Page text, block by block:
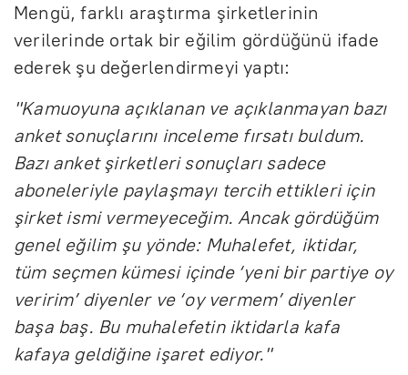
Mengü, farklı araştırma şirketlerinin
verilerinde ortak bir eğilim gördüğünü ifade
ederek şu değerlendirmeyi yaptı:
"Kamuoyuna açıklanan ve açıklanmayan bazı
anket sonuçlarını inceleme fırsatı buldum.
Bazı anket şirketleri sonuçları sadece
aboneleriyle paylaşmayı tercih ettikleri için
şirket ismi vermeyeceğim. Ancak gördüğüm
genel eğilim şu yönde: Muhalefet, iktidar,
tüm seçmen kümesi içinde ‘yeni bir partiye oy
veririm’ diyenler ve ‘oy vermem’ diyenler
başa baş. Bu muhalefetin iktidarla kafa
kafaya geldiğine işaret ediyor."